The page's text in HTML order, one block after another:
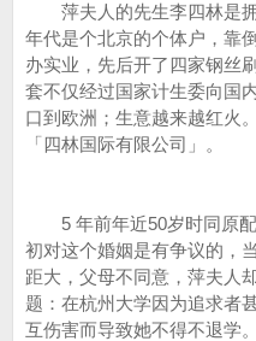
萍夫人的先生李四林是拥
年代是个北京的个体户，靠
办实业，先后开了四家钢丝
套不仅经过国家计生委向国
口到欧洲；生意越来越红火
「四林国际有限公司」。
5 年前年近50岁时同原配
初对这个婚姻是有争议的，
距大，父母不同意，萍夫人
题：在杭州大学因为追求者
互伤害而导致她不得不退学